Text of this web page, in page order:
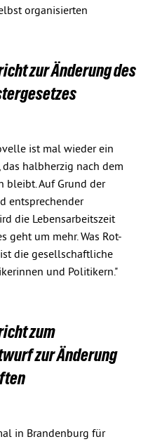
organisierten
zur Änderung des
ist mal wieder ein
halbherzig nach dem
bleibt. Auf Grund der
entsprechender
die Lebensarbeitszeit
geht um mehr. Was Rot-
die gesellschaftliche
und Politikern."
zum
zur Änderung
in Brandenburg für